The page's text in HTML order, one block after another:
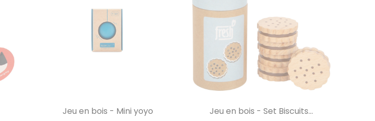
Jeu en bois - Mini yoyo Jeu en bois - Set Biscuits...